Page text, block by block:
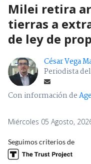
Milei retira
tierras a
de ley de
César Vega
Periodista
Con información de
Miércoles 05 Agosto,
Seguimos criterios de